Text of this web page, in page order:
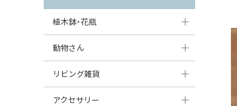
分割ディッシュ
すべて見る
りんご型ボウル
いちご型ボウル
星型ボウル
バターディッシュ
六角形ポット
ボトル
すべて見る
カトラリー
はしおき・カトラリーレスト
スクエアオーブンディッシュ
オーバルオーブンディッシュ
すべて見る
すべて見る
キャセロール
すべて見る
植木鉢・花瓶
植木鉢
花瓶
動物さん
フィギュア・置物
貯金箱
リビング雑貨
スツール
アクセサリー